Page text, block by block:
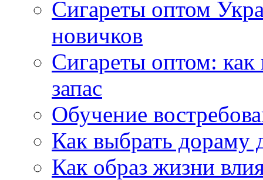
Сигареты оптом
новичков
Сигареты оптом:
запас
Обучение
Как выбрать дораму
Как образ жизни